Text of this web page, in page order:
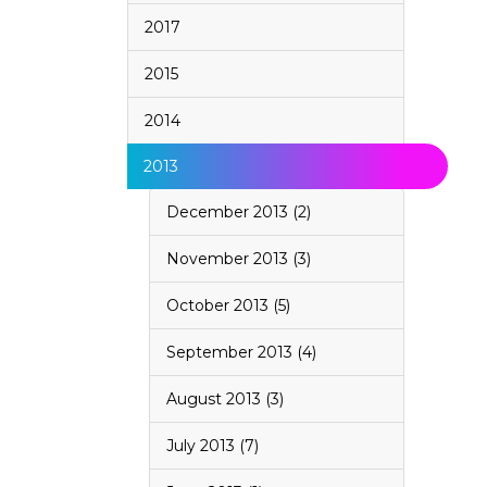
2017
2015
2014
2013
December 2013 (2)
November 2013 (3)
October 2013 (5)
September 2013 (4)
August 2013 (3)
July 2013 (7)